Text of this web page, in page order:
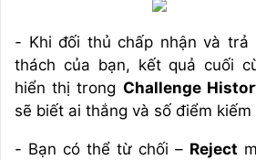
- Khi đối thủ chấp nhận và trả
thách của bạn, kết quả cuối
hiển thị trong Challenge
sẽ biết ai thắng và số điểm kiếm
- Bạn có thể từ chối – Reject